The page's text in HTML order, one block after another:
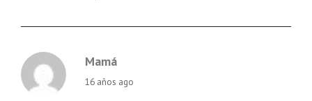
Mamá
says:
16 años ago